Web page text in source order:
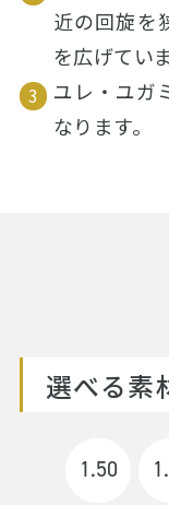
近の回旋を
を広げていま
ユレ・ユガ
なります。
選べる素
1.50